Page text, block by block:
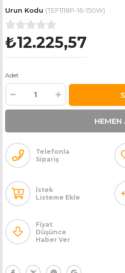
(TEF1118P-16-150W)
₺12.225,57
Adet
Telefonla
Sipariş
İstek
Listeme Ekle
Fiyat
Düşünce
Haber Ver